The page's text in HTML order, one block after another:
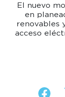
El nuevo
en
renovables
acceso